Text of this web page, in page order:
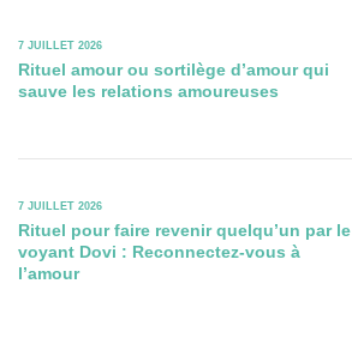
7 JUILLET 2026
Rituel amour ou sortilège d’amour qui
sauve les relations amoureuses
7 JUILLET 2026
Rituel pour faire revenir quelqu’un par le
voyant Dovi : Reconnectez-vous à
l’amour